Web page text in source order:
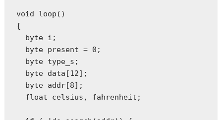
void loop()
{
byte i;
byte present = 0;
byte type_s;
byte data[12];
byte addr[8];
float celsius, fahrenheit;